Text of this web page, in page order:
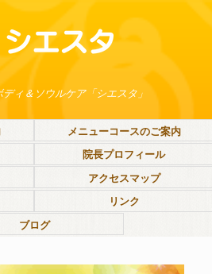
ィ＆ソウルケア「シエスタ」
メニューコースのご案内
院長プロフィール
アクセスマップ
リンク
ブログ